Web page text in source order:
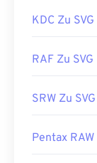
SVG-
dazu
möglich.
oder„SVG
KDC Zu SVG
RAF Zu SVG
SRW Zu SVG
Pentax RAW